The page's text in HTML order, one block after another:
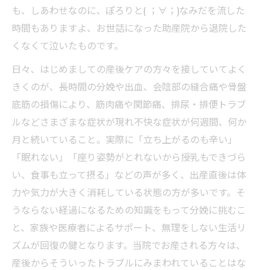
も、しあわせなのに、ぽろりと( ；∀；)なみだを流した
時間もありますよ、お世話になった助産院から退院した
くなくて泣いたものです。
日々、はじめましての産後ケアの方々を接していてよく
きくのが、長時間の分娩や出血、会陰部の縫合痛や骨盤
底筋の損傷により、筋肉痛や関節痛、排尿・排便トラブ
ルなどさまざまな症状が現れ不快な症状が何週間、何か
月と続いていること。実際に「立ち上がるのも辛い」
「眠れない」「座り姿勢がとれないから授乳もできづら
い、食事も立って摂る」などの声が多く、出産直後は体
力や気力が大きく消耗している状態の方が多いです。そ
うならない経過になるための知識をもって分娩に挑むこ
と、家族や医療者によるサポート、無理をしない生活リ
ズムが回復の鍵となります。当院でお産される方々は、
産後からそういったトラブルにみまわれていることはな